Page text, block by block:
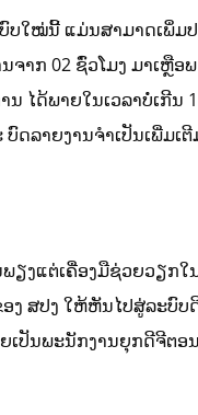
ບໃໝ່ນີ້ ແມ່ນສາມາດເພິ່
ນຈາກ 02 ຊົ່ວໂມງ ມາເ
ນ ໄດ້ພາຍໃນເວລາບໍ່ເກີ
ດລາຍງານຈໍາເປັນເພີ່ມເ
ຽງແຕ່ເຄື່ອງມືຊ່ວຍວຽກ
ງ ສປງ ໃຫ້ຫັນໄປສູ່ລະບົ
ເປັນພະນັກງານຍຸກດີຈີຕ